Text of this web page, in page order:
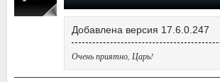
Добавлена версия 17.6.0.247
Очень приятно, Царь!